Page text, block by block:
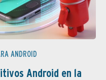
ANDROID
Android en la